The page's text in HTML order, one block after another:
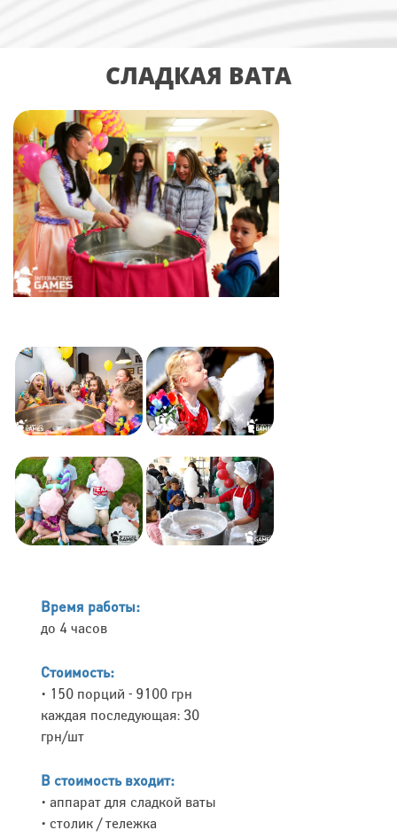
СЛАДКАЯ ВАТА
Время работы:
до 4 часов
Стоимость:
• 150 порций - 9100 грн
каждая последующая: 30
грн/шт
В стоимость входит:
• аппарат для сладкой ваты
• столик / тележка